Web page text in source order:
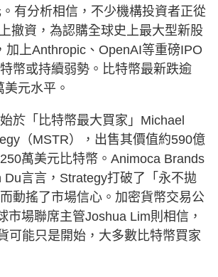
有分析相信，不少機構投資者正從
撤資，為認購全球史上最大型新股
加上Anthropic、OpenAI等重磅IPO
幣或持續弱勢。比特幣最新跌逾
元水平。
於「比特幣最大買家」Michael
（MSTR），出售其價值約590億
萬美元比特幣。Animoca Brands
Du言言，Strategy打破了「永不拋
動搖了市場信心。加密貨幣交易公
市場聯席主管Joshua Lim則相信，
可能只是開始，大多數比特幣買家